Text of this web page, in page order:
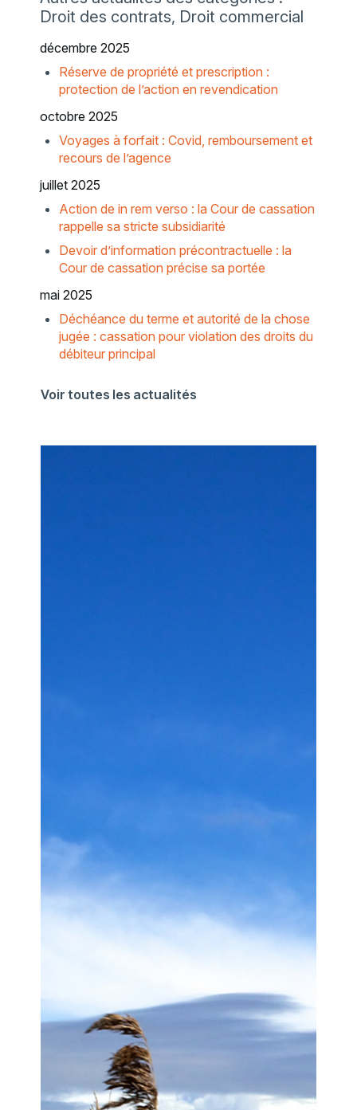
Droit des contrats, Droit commercial
décembre 2025
Réserve de propriété et prescription :
protection de l’action en revendication
octobre 2025
Voyages à forfait : Covid, remboursement et
recours de l’agence
juillet 2025
Action de in rem verso : la Cour de cassation
rappelle sa stricte subsidiarité
Devoir d’information précontractuelle : la
Cour de cassation précise sa portée
mai 2025
Déchéance du terme et autorité de la chose
jugée : cassation pour violation des droits du
débiteur principal
Voir toutes les actualités